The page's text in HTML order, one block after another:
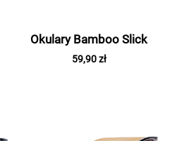
Okulary Bamboo Slick
59,90 zł